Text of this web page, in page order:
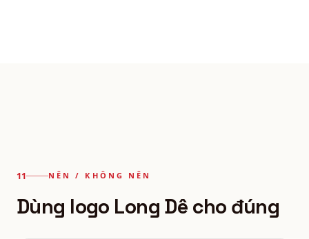
NÊN / KHÔNG NÊN
Dùng logo Long Dê cho đúng